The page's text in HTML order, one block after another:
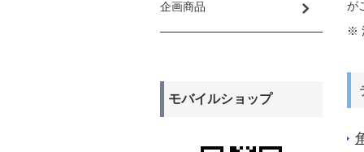
が
※
企画商品
モバイルショップ